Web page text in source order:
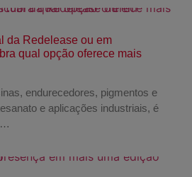
da Redelease ou em
qual opção oferece mais
endurecedores, pigmentos e
e aplicações industriais, é